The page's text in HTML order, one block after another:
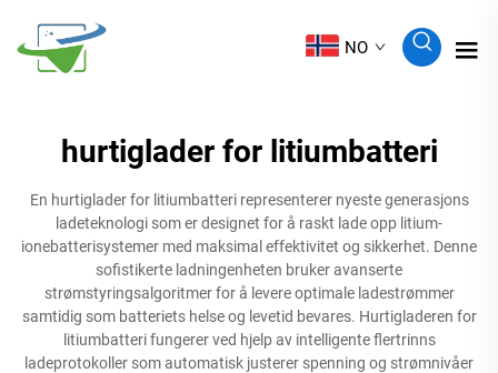
NO
hurtiglader for litiumbatteri
En hurtiglader for litiumbatteri representerer nyeste generasjons
ladeteknologi som er designet for å raskt lade opp litium-
ionebatterisystemer med maksimal effektivitet og sikkerhet. Denne
sofistikerte ladningenheten bruker avanserte
strømstyringsalgoritmer for å levere optimale ladestrømmer
samtidig som batteriets helse og levetid bevares. Hurtigladeren for
litiumbatteri fungerer ved hjelp av intelligente flertrinns
ladeprotokoller som automatisk justerer spenning og strømnivåer